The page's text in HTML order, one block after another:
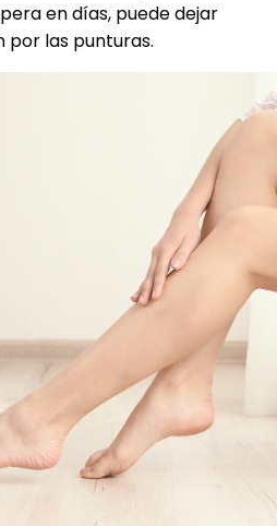
en días, puede dejar
por las punturas.